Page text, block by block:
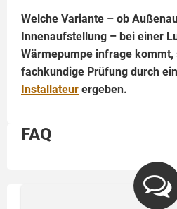
Welche Variante – ob
Innenaufstellung – bei einer
Wärmepumpe infrage
fachkundige Prüfung durch
Installateur ergeben.
FAQ